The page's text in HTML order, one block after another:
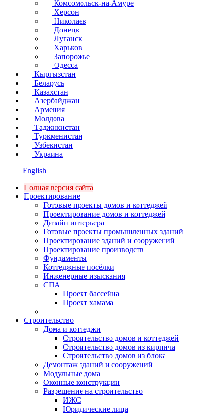
Комсомольск-на-Амуре
Херсон
Николаев
Донецк
Луганск
Харьков
Запорожье
Одесса
Кыргызстан
Беларусь
Казахстан
Азербайджан
Армения
Молдова
Таджикистан
Туркменистан
Узбекистан
Украина
English
Полная версия сайта
Проектирование
Готовые проекты домов и коттеджей
Проектирование домов и коттеджей
Дизайн интерьера
Готовые проекты промышленных зданий
Проектирование зданий и сооружений
Проектирование производств
Фундаменты
Коттеджные посёлки
Инженерные изыскания
СПА
Проект бассейна
Проект хамама
Строительство
Дома и коттеджи
Строительство домов и коттеджей
Строительство домов из кирпича
Строительство домов из блока
Демонтаж зданий и сооружений
Модульные дома
Оконные конструкции
Разрешение на строительство
ИЖС
Юридические лица